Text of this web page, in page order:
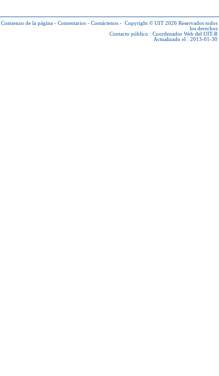
Comienzo de la página - Comentarios - Contáctenos - Copyright © UIT 2026 Reservados todos
los derechos
Contacto público : Coordenador Web del UIT-R
Actualizado el : 2013-01-30